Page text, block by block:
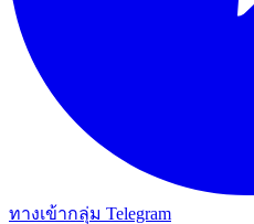
ทางเข้ากลุ่ม Telegram